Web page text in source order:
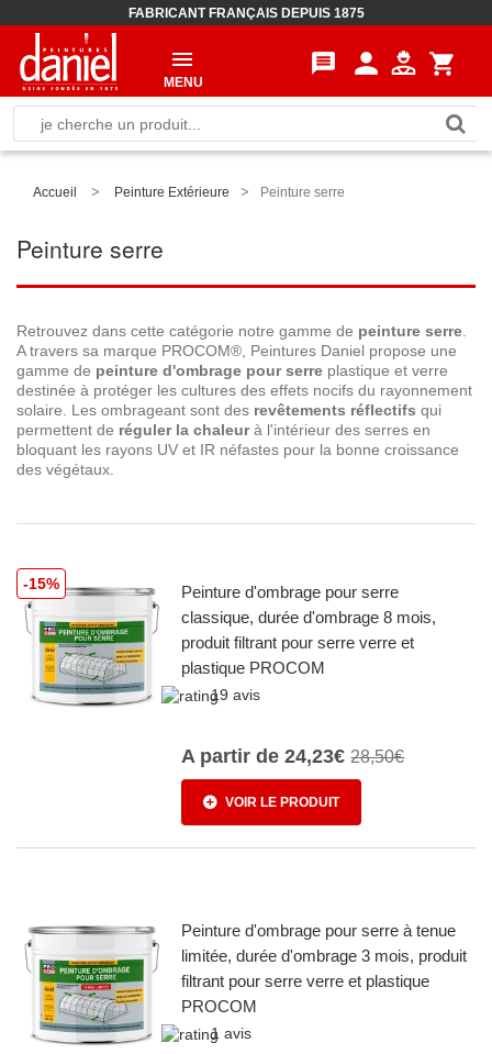
FABRICANT FRANÇAIS DEPUIS 1875
message person shopping_cart
MENU
Accueil > Peinture Extérieure > Peinture serre
Peinture serre
Retrouvez dans cette catégorie notre gamme de peinture serre
A travers sa marque PROCOM®, Peintures Daniel propose une
gamme de peinture d'ombrage pour serre plastique et verre
destinée à protéger les cultures des effets nocifs du rayonnement
solaire. Les ombrageant sont des revêtements réflectifs qui
permettent de réguler la chaleurà l'intérieur des serres en
bloquant les rayons UV et IR néfastes pour la bonne croissance
des végétaux.
-15%
Peinture d'ombrage pour serre
classique, durée d'ombrage 8 mois,
produit filtrant pour serre verre et
plastique PROCOM
19 avis
A partir de 24,23€28,50€
VOIR LE PRODUIT
Peinture d'ombrage pour serre à tenue
limitée, durée d'ombrage 3 mois, produit
filtrant pour serre verre et plastique
PROCOM
1 avis